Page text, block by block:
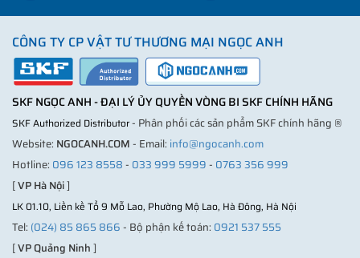
CÔNG TY CP VẬT TƯ THƯƠNG MẠI NGỌC ANH
SKF NGỌC ANH - ĐẠI LÝ ỦY QUYỀN VÒNG BI SKF CHÍNH HÃNG
SKF Authorized Distributor- Phân phối các sản phẩm SKF chính hãng ®
Website: NGOCANH.COM- Email: info@ngocanh.com
Hotline: 096 123 8558- 033 999 5999- 0763 356 999
[VP Hà Nội]
LK 01.10, Liền kề Tổ 9 Mỗ Lao, Phường Mộ Lao, Hà Đông, Hà Nội
Tel: (024) 85 865 866- Bộ phận kế toán: 0921 537 555
[VP Quảng Ninh]